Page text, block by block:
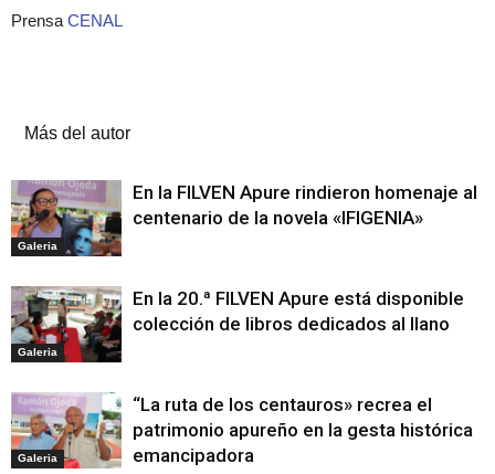
Prensa CENAL
Más del autor
Galeria
En la FILVEN Apure rindieron homenaje al
centenario de la novela «IFIGENIA»
Galeria
En la 20.ª FILVEN Apure está disponible
colección de libros dedicados al llano
Galeria
“La ruta de los centauros» recrea el
patrimonio apureño en la gesta histórica
emancipadora